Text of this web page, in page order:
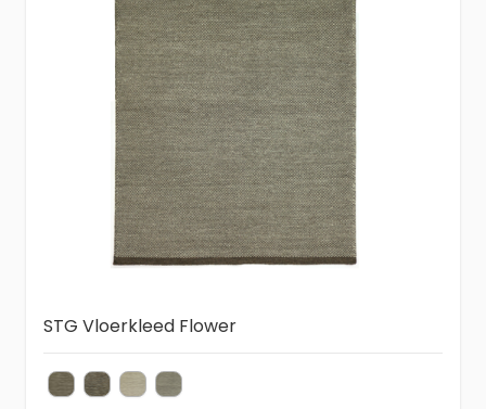
STG Vloerkleed Flower
kleur vloerkleed
Flower Beige
Flower Coffee
Flower Naturel
Flower Taupe